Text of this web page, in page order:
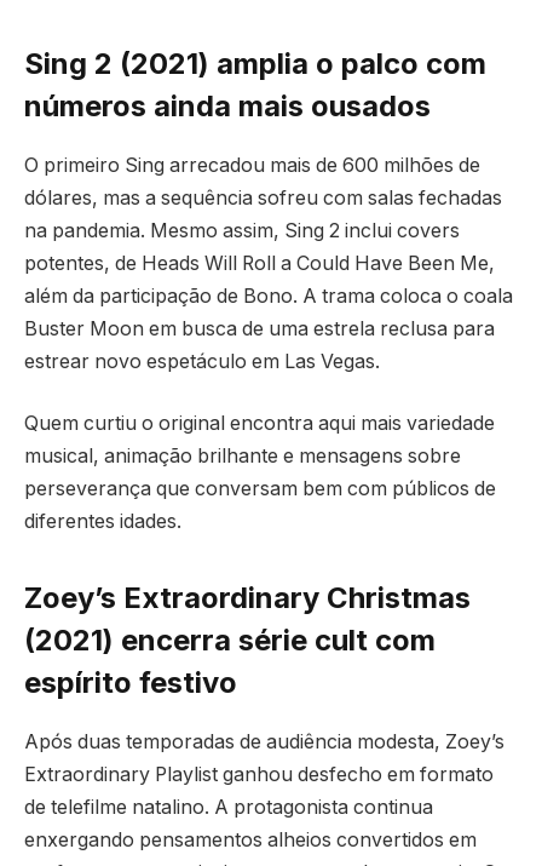
Sing 2 (2021) amplia o palco com
números ainda mais ousados
O primeiro Sing arrecadou mais de 600 milhões de
dólares, mas a sequência sofreu com salas fechadas
na pandemia. Mesmo assim, Sing 2 inclui covers
potentes, de Heads Will Roll a Could Have Been Me,
além da participação de Bono. A trama coloca o coala
Buster Moon em busca de uma estrela reclusa para
estrear novo espetáculo em Las Vegas.
Quem curtiu o original encontra aqui mais variedade
musical, animação brilhante e mensagens sobre
perseverança que conversam bem com públicos de
diferentes idades.
Zoey’s Extraordinary Christmas
(2021) encerra série cult com
espírito festivo
Após duas temporadas de audiência modesta, Zoey’s
Extraordinary Playlist ganhou desfecho em formato
de telefilme natalino. A protagonista continua
enxergando pensamentos alheios convertidos em